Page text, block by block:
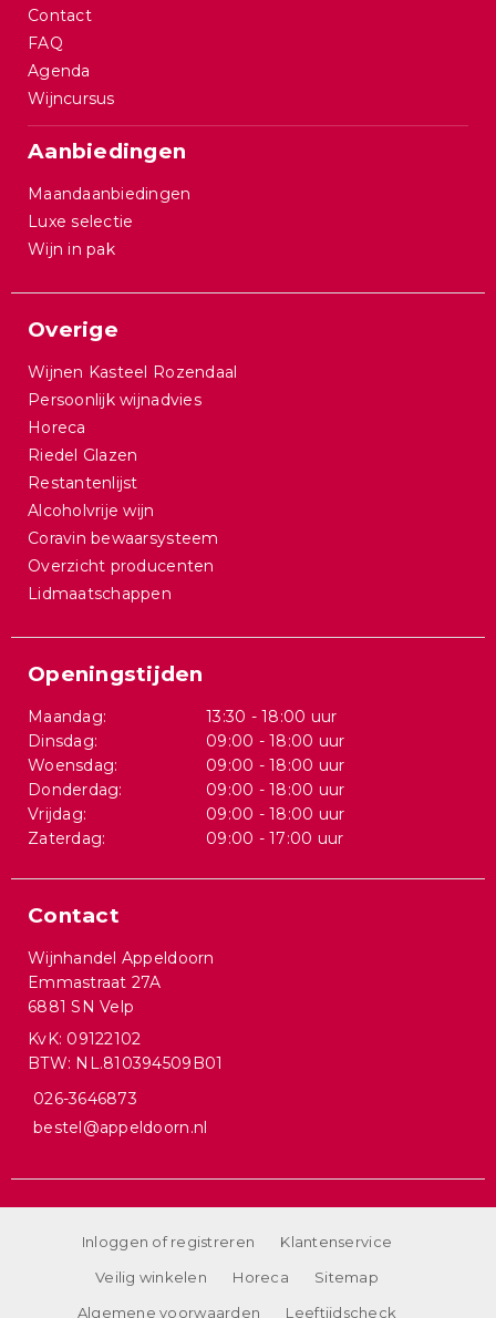
Contact
FAQ
Agenda
Wijncursus
Aanbiedingen
Maandaanbiedingen
Luxe selectie
Wijn in pak
Overige
Wijnen Kasteel Rozendaal
Persoonlijk wijnadvies
Horeca
Riedel Glazen
Restantenlijst
Alcoholvrije wijn
Coravin bewaarsysteem
Overzicht producenten
Lidmaatschappen
Openingstijden
Maandag:
13:30 - 18:00 uur
Dinsdag:
09:00 - 18:00 uur
Woensdag:
09:00 - 18:00 uur
Donderdag:
09:00 - 18:00 uur
Vrijdag:
09:00 - 18:00 uur
Zaterdag:
09:00 - 17:00 uur
Contact
Wijnhandel Appeldoorn
Emmastraat 27A
6881 SN Velp
KvK: 09122102
BTW: NL.810394509B01
026-3646873
bestel@appeldoorn.nl
Inloggen of registreren
Klantenservice
Veilig winkelen
Horeca
Sitemap
Algemene voorwaarden
Leeftijdscheck